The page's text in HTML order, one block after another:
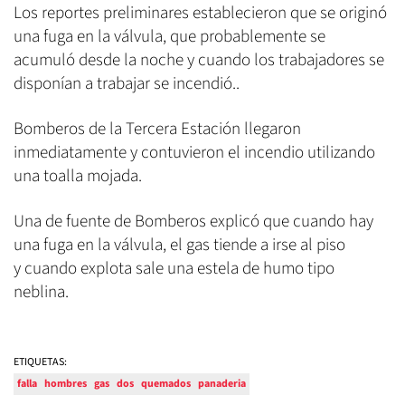
Los reportes preliminares establecieron que se originó
una fuga en la válvula, que probablemente se
acumuló desde la noche y cuando los trabajadores se
disponían a trabajar se incendió..
Bomberos de la Tercera Estación llegaron
inmediatamente y contuvieron el incendio utilizando
una toalla mojada.
Una de fuente de Bomberos explicó que cuando hay
una fuga en la válvula, el gas tiende a irse al piso
y cuando explota sale una estela de humo tipo
neblina.
ETIQUETAS:
falla hombres gas dos quemados panaderia